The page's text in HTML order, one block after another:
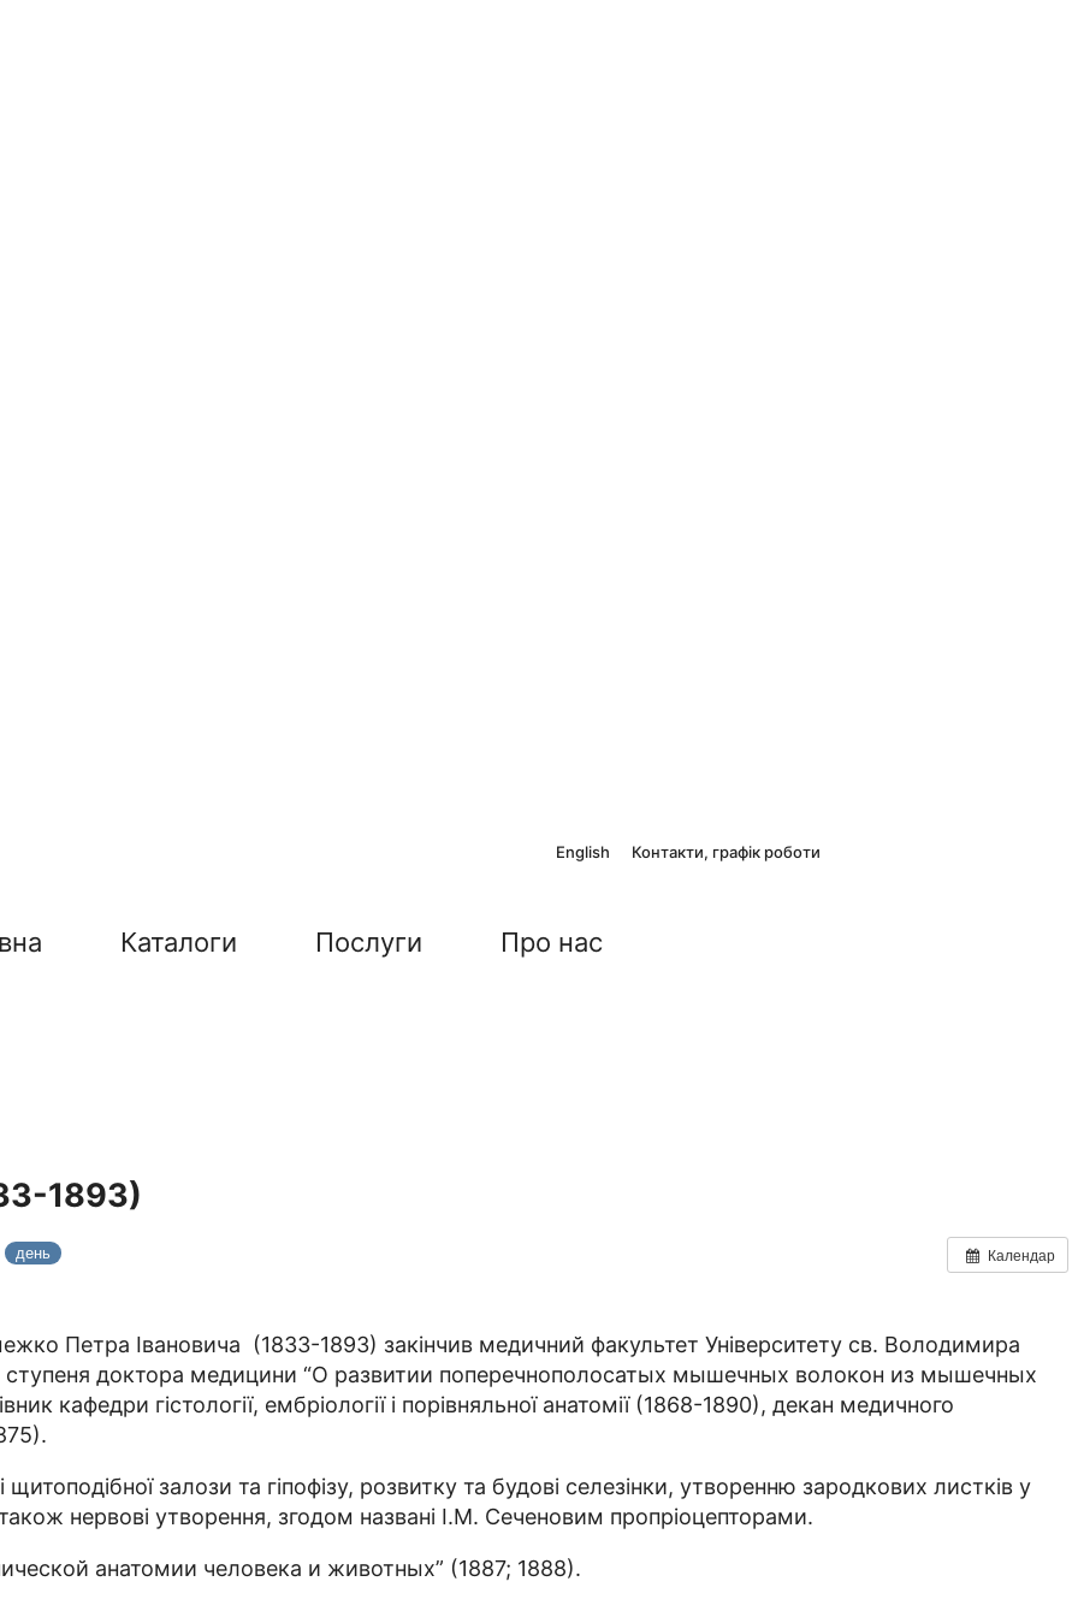
English Контакти, графік роботи
Каталоги Послуги Про нас
1893)
Календар
день
Петра Івановича (1833-1893) закінчив медичний факультет Університету св. Володимира
ступеня доктора медицини “О развитии поперечнополосатых мышечных волокон из мышечных
кафедри гістології, ембріології і порівняльної анатомії (1868-1890), декан медичного
щитоподібної залози та гіпофізу, розвитку та будові селезінки, утворенню зародкових листків у
нервові утворення, згодом названі І.М. Сеченовим пропріоцепторами.
анатомии человека и животных” (1887; 1888).